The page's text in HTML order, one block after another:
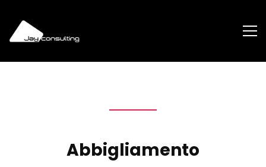
Abbigliamento